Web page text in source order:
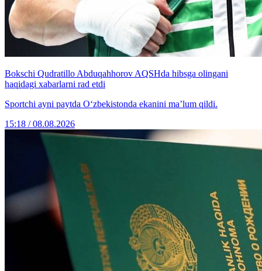
Bokschi Qudratillo Abduqahhorov AQSHda hibsga olingani
haqidagi xabarlarni rad etdi
Sportchi ayni paytda O‘zbekistonda ekanini ma’lum qildi.
15:18 / 08.08.2026